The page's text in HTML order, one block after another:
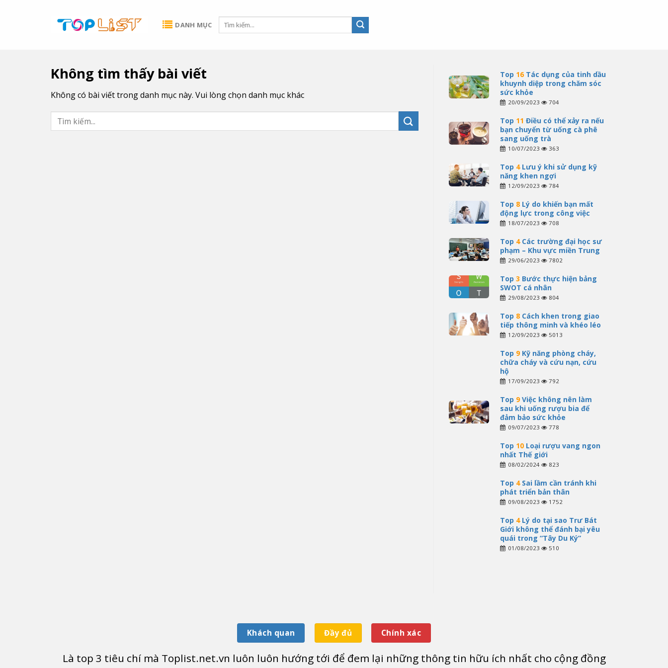
DANH MỤC
Không tìm thấy bài viết
Không có bài viết trong danh mục này. Vui lòng chọn danh mục khác
Top 16Tác dụng của tinh dầu
khuynh diệp trong chăm sóc
sức khỏe
20/09/2023 704
Top 11 Điều có thể xảy ra nếu
bạn chuyển từ uống cà phê
sang uống trà
10/07/2023 363
Top 4Lưu ý khi sử dụng kỹ
năng khen ngợi
12/09/2023 784
Top 8Lý do khiến bạn mất
động lực trong công việc
18/07/2023 708
Top 4Các trường đại học sư
phạm – Khu vực miền Trung
29/06/2023 7802
Top 3 Bước thực hiện bảng
SWOT cá nhân
29/08/2023 804
Top 8Cách khen trong giao
tiếp thông minh và khéo léo
12/09/2023 5013
Top 9Kỹ năng phòng cháy,
chữa cháy và cứu nạn, cứu
hộ
17/09/2023 792
Top 9Việc không nên làm
sau khi uống rượu bia để
đảm bảo sức khỏe
09/07/2023 778
Top 10Loại rượu vang ngon
nhất Thế giới
08/02/2024 823
Top 4Sai lầm cần tránh khi
phát triển bản thân
09/08/2023 1752
Top 4Lý do tại sao Trư Bát
Giới không thể đánh bại yêu
quái trong “Tây Du Ký”
01/08/2023 510
Khách quan Đầy đủ Chính xác
Là top 3 tiêu chí mà Toplist.net.vn luôn luôn hướng tới để đem lại những thông tin hữu ích nhất cho cộng đồng